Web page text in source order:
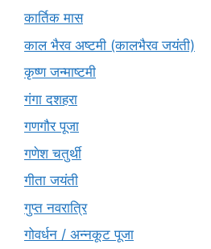
कार्तिक मास
काल भैरव अष्टमी (कालभैरव जयंती)
कृष्ण जन्माष्टमी
गंगा दशहरा
गणगौर पूजा
गणेश चतुर्थी
गीता जयंती
गुप्त नवरात्रि
गोवर्धन / अन्नकूट पूजा